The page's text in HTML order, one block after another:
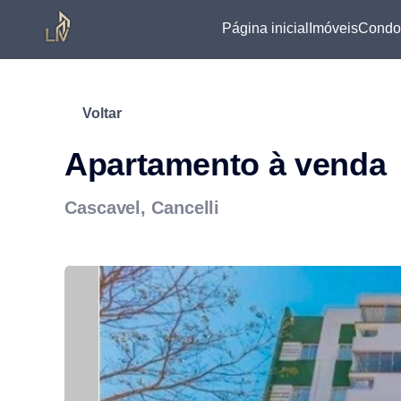
Página inicial Imóveis
Voltar
Apartamento à venda
Cascavel, Cancelli